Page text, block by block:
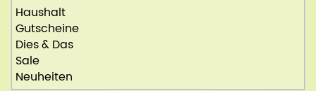
Haushalt
Gutscheine
Dies & Das
Sale
Neuheiten